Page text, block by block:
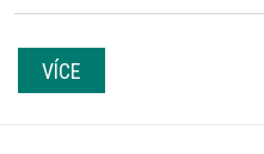
VÍCE